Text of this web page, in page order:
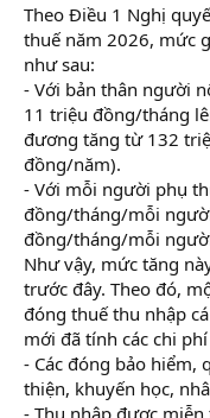
Theo Điều 1 Nghị
thuế năm 2026, mức
như sau:
- Với bản thân người
11 triệu đồng/tháng
đương tăng từ 132
đồng/năm).
- Với mỗi người phụ
đồng/tháng/mỗi
đồng/tháng/mỗi
Như vậy, mức tăng
trước đây. Theo đó,
đóng thuế thu nhập
mới đã tính các chi
- Các đóng bảo
thiện, khuyến học,
- Thu nhập được